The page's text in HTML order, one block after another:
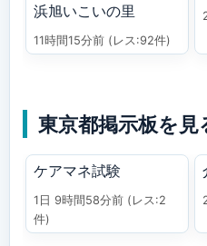
浜旭いこいの里
11時間15分前 (レス:92件)
東京都掲示板を見
ケアマネ試験
1日 9時間58分前 (レス:2
件)